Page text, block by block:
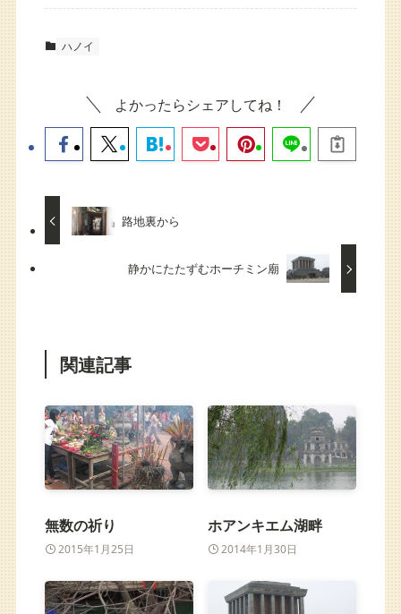
ハノイ
よかったらシェアしてね！
路地裏から
静かにたたずむホーチミン廟
関連記事
無数の祈り
2015年1月25日
ホアンキエム湖畔
2014年1月30日